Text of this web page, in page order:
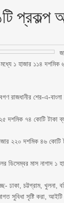
প্রকল্প
১ হাজার ১১৪ দশমিক
রাজধানীর শের-এ-
দশমিক ৭৪ কোটি টাকা
২২০ দশমিক ৪৬
ডিসেম্বর মাস নাগাদ ১
ঢাকা, চট্টগ্রাম, খুলনা,
সুবিধা সৃষ্টি করা,